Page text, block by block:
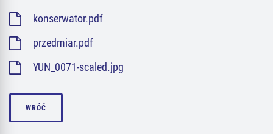
konserwator.pdf
przedmiar.pdf
YUN_0071-scaled.jpg
WRÓĆ